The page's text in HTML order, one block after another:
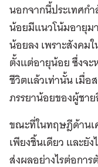
นอกจากนี้ประเทศก
น้อยมีแนวโน้มอายุม
น้อยลง เพราะสังคม
ตั้งแต่อายุน้อย ซึ่งจ
ชีวิตแล้วเท่านั้น เมื่อ
ภรรยาน้อยของผู้ชา
ขณะที่ในทฤษฎีด้านเ
เพียงชิ้นเดียว และยั
ส่งผลอย่างไรต่อกา